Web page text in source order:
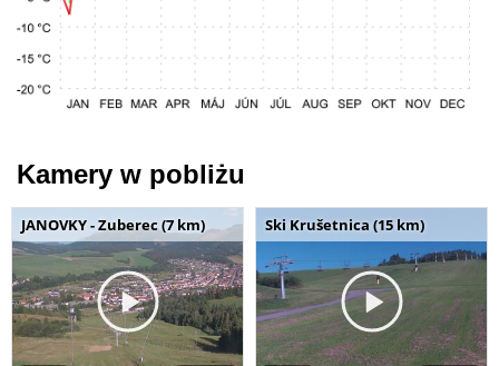
Kamery w pobliżu
JANOVKY - Zuberec (7 km) Ski Krušetnica (15 km)